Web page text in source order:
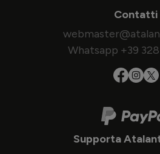
Contatti
Whatsapp +39
Supporta